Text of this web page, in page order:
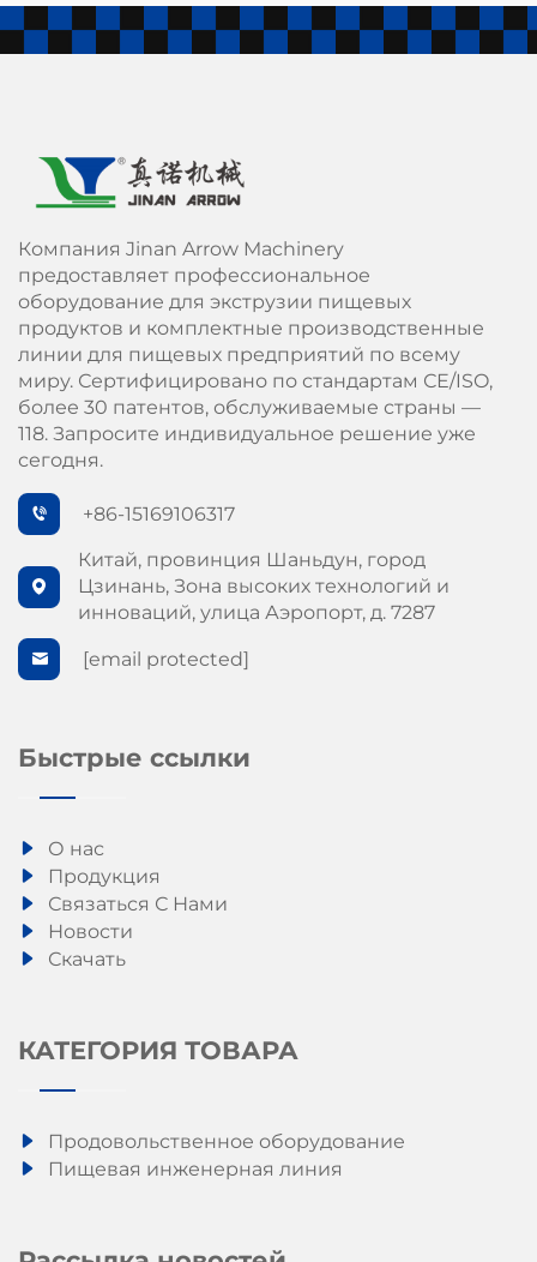
Компания Jinan Arrow Machinery
предоставляет профессиональное
оборудование для экструзии пищевых
продуктов и комплектные производственные
линии для пищевых предприятий по всему
миру. Сертифицировано по стандартам СЕ/ISO,
более 30 патентов, обслуживаемые страны —
118. Запросите индивидуальное решение уже
сегодня.
+86-15169106317
Китай, провинция Шаньдун, город
Цзинань, Зона высоких технологий и
инноваций, улица Аэропорт, д. 7287
[email protected]
Быстрые ссылки
О нас
Продукция
Связаться С Нами
Новости
Скачать
КАТЕГОРИЯ ТОВАРА
Продовольственное оборудование
Пищевая инженерная линия